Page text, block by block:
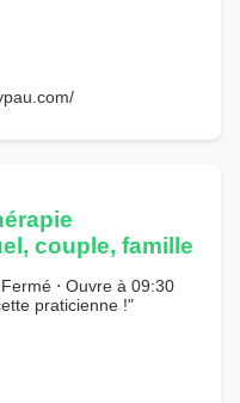
couple, famille
⋅ Ouvre à 09:30
praticienne !"